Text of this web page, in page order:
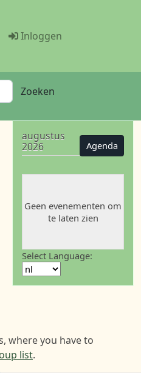
Menü
Inloggen
Zoeken
augustus
2026
Agenda
Geen evenementen om
te laten zien
Select Language:
where you have to
list.